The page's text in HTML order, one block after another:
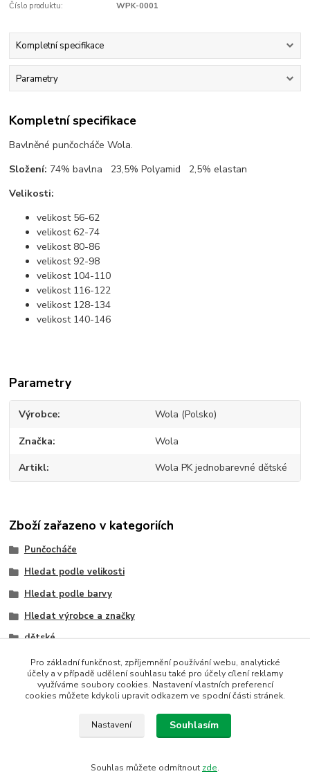
Číslo produktu: WPK-0001
Kompletní specifikace
Parametry
Kompletní specifikace
Bavlněné punčocháče Wola.
Složení: 74% bavlna 23,5% Polyamid 2,5% elastan
Velikosti:
velikost 56-62
velikost 62-74
velikost 80-86
velikost 92-98
velikost 104-110
velikost 116-122
velikost 128-134
velikost 140-146
Parametry
Výrobce Wola (Polsko)
Značka Wola
Artikl Wola PK jednobarevné dětské
Zboží zařazeno v kategoriích
Punčocháče
Hledat podle velikosti
Hledat podle barvy
Hledat výrobce a značky
dětské
dětské
bílá
Pro základní funkčnost, zpříjemnění používání webu, analytické
účely a v případě udělení souhlasu také pro účely cílení reklamy
využíváme soubory cookies. Nastavení vlastních preferencí
cookies můžete kdykoli upravit odkazem ve spodní části stránek.
Nastavení Souhlasím
Souhlas můžete odmítnout zde.